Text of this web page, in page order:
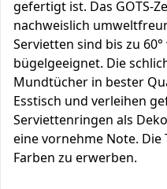
gefertigt ist. Das GOTS-
nachweislich
Servietten sind bis zu
bügelgeeignet. Die
Mundtücher in bester
Esstisch und verleihen
Serviettenringen als
eine vornehme Note. Die
Farben zu erwerben.